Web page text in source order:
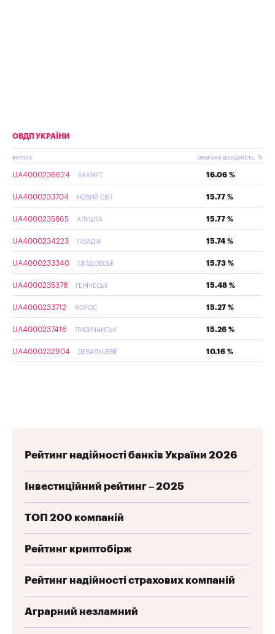
ОВДП УКРАЇНИ
випуск реальна дохідність, %
UA4000236624 БАХМУТ 16.06 %
UA4000233704 НОВИЙ СВІТ 15.77 %
UA4000235865 АЛУШТА 15.77 %
UA4000234223 ЛІВАДІЯ 15.74 %
UA4000233340 СКАДОВСЬК 15.73 %
UA4000235378 ГЕНІЧЕСЬК 15.48 %
UA4000233712 ФОРОС 15.27 %
UA4000237416 ЛИСИЧАНСЬК 15.26 %
UA4000232904 ДЕБАЛЬЦЕВЕ 10.16 %
Рейтинг надійності банків України 2026
Інвестиційний рейтинг – 2025
ТОП 200 компаній
Рейтинг криптобірж
Рейтинг надійності страхових компаній
Аграрний незламний